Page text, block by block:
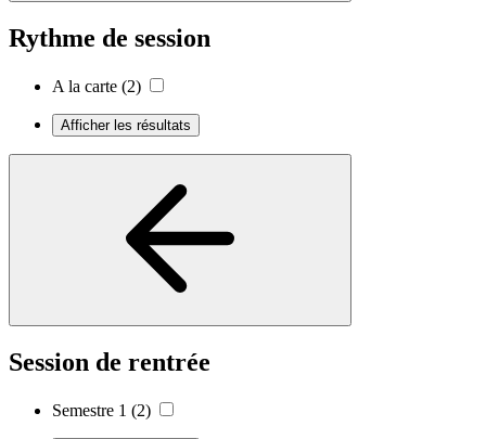
Rythme de session
A la carte (2)
Afficher les résultats
Session de rentrée
Semestre 1 (2)